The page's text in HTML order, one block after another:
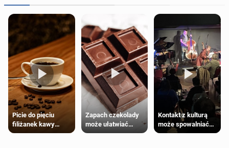
Picie do pięciu
filiżanek kawy
dziennie jest
Zapach czekolady
może ułatwiać
trening siłowy
Kontakt z kulturą
może spowalniać
starzenie